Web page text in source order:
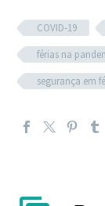
COVID-19
férias na
segurança em